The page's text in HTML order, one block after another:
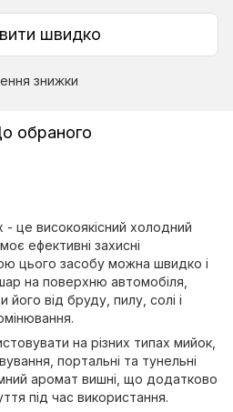
швидко
знижки
обраного
це високоякісний холодний
ефективні захисні
цього засобу можна швидко і
на поверхню автомобіля,
від бруду, пилу, солі і
на різних типах мийок,
портальні та тунельні
аромат вишні, що додатково
під час використання.